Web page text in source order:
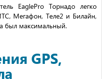
EaglePro Торнадо легко
Мегафон, Теле2 и Билайн,
был максимальный.
GPS,